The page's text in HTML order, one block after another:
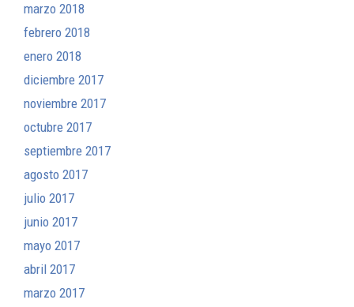
marzo 2018
febrero 2018
enero 2018
diciembre 2017
noviembre 2017
octubre 2017
septiembre 2017
agosto 2017
julio 2017
junio 2017
mayo 2017
abril 2017
marzo 2017